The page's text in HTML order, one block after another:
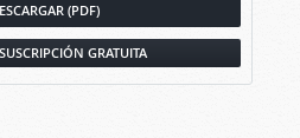
(PDF)
GRATUITA